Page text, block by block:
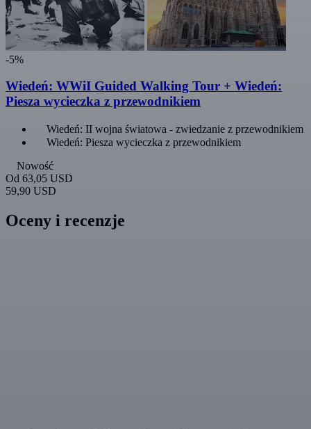
-5%
Wiedeń: WWiI Guided Walking Tour + Wiedeń:
Piesza wycieczka z przewodnikiem
Wiedeń: II wojna światowa - zwiedzanie z przewodnikiem
Wiedeń: Piesza wycieczka z przewodnikiem
Nowość
Od 63,05 USD
59,90 USD
Oceny i recenzje